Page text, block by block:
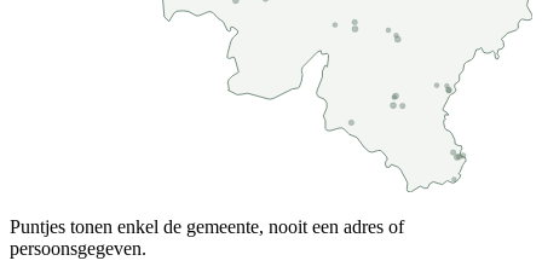
Puntjes tonen enkel de gemeente, nooit een adres of
persoonsgegeven.